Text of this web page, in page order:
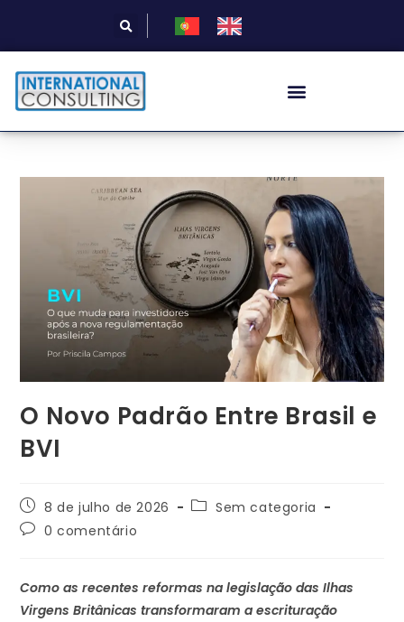
O Novo Padrão Entre Brasil e
BVI
8 de julho de 2026
Sem categoria
0 comentário
Como as recentes reformas na legislação das Ilhas
Virgens Britânicas transformaram a escrituração